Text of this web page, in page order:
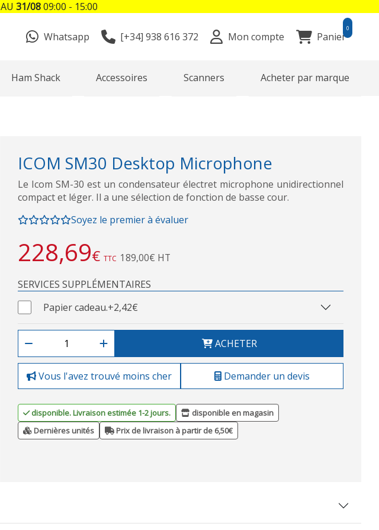
Whatsapp [+34] 938 616 372 Mon compte Panier
0
Ham Shack Accessoires Scanners Acheter par marque
ICOM SM30 Desktop Microphone
Le Icom SM-30 est un condensateur électret microphone unidirectionnel
compact et léger. Il a une sélection de fonction de basse cour.
Soyez le premier à évaluer
228,69€ TTC 189,00€ HT
SERVICES SUPPLÉMENTAIRES
Papier cadeau.+2,42€
ACHETER
Vous l'avez trouvé moins cher Demander un devis
disponible. Livraison estimée 1-2 jours.
disponible en magasin
Dernières unités
Prix de livraison à partir de 6,50€
AU 31/0809:00 - 15:00